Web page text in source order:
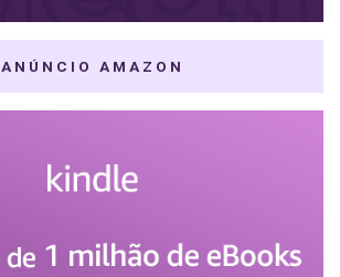
ANÚNCIO AMAZON